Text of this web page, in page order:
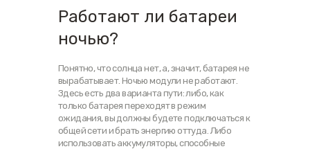
Работают ли батареи
ночью?
Понятно, что солнца нет, а, значит, батарея не
вырабатывает. Ночью модули не работают.
Здесь есть два варианта пути: либо, как
только батарея переходят в режим
ожидания, вы должны будете подключаться к
общей сети и брать энергию оттуда. Либо
использовать аккумуляторы, способные